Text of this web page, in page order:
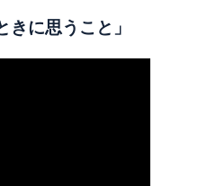
に思うこと」